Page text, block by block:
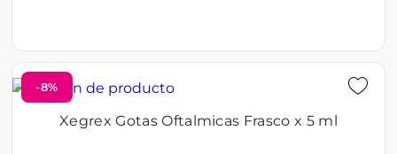
-8%
Xegrex Gotas Oftalmicas Frasco x 5 ml